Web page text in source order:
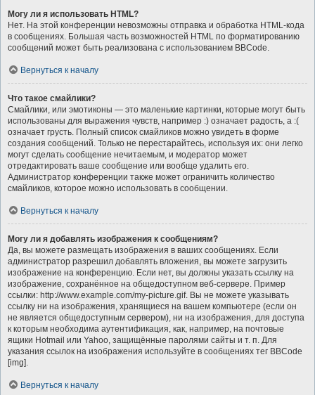
Могу ли я использовать HTML?
Нет. На этой конференции невозможны отправка и обработка HTML-кода
в сообщениях. Большая часть возможностей HTML по форматированию
сообщений может быть реализована с использованием BBCode.
Вернуться к началу
Что такое смайлики?
Смайлики, или эмотиконы — это маленькие картинки, которые могут быть
использованы для выражения чувств, например :) означает радость, а :(
означает грусть. Полный список смайликов можно увидеть в форме
создания сообщений. Только не перестарайтесь, используя их: они легко
могут сделать сообщение нечитаемым, и модератор может
отредактировать ваше сообщение или вообще удалить его.
Администратор конференции также может ограничить количество
смайликов, которое можно использовать в сообщении.
Вернуться к началу
Могу ли я добавлять изображения к сообщениям?
Да, вы можете размещать изображения в ваших сообщениях. Если
администратор разрешил добавлять вложения, вы можете загрузить
изображение на конференцию. Если нет, вы должны указать ссылку на
изображение, сохранённое на общедоступном веб-сервере. Пример
ссылки: http://www.example.com/my-picture.gif. Вы не можете указывать
ссылку ни на изображения, хранящиеся на вашем компьютере (если он
не является общедоступным сервером), ни на изображения, для доступа
к которым необходима аутентификация, как, например, на почтовые
ящики Hotmail или Yahoo, защищённые паролями сайты и т. п. Для
указания ссылок на изображения используйте в сообщениях тег BBCode
[img].
Вернуться к началу